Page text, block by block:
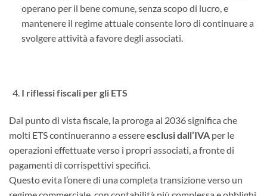
operano per il bene comune, senza scopo di lucro, e
mantenere il regime attuale consente loro di continuare a
svolgere attività a favore degli associati.
I riflessi fiscali per gli ETS
Dal punto di vista fiscale, la proroga al 2036 significa che
molti ETS continueranno a essereesclusi dall’IVA per le
operazioni effettuate verso i propri associati, a fronte di
pagamenti di corrispettivi specifici.
Questo evita l’onere di una completa transizione verso un